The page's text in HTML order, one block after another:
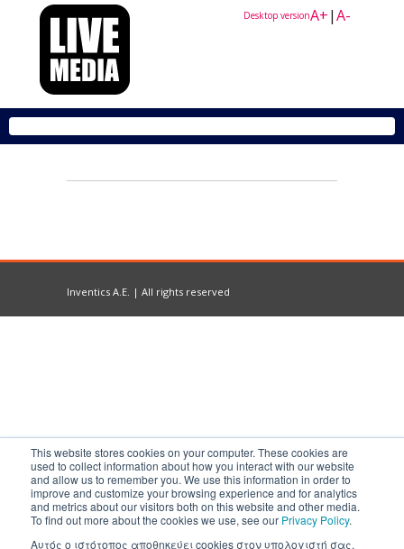
This website stores cookies on your computer. These cookies are
used to collect information about how you interact with our website
and allow us to remember you. We use this information in order to
improve and customize your browsing experience and for analytics
and metrics about our visitors both on this website and other media.
To find out more about the cookies we use, see our Privacy Policy.
Αυτός ο ιστότοπος αποθηκεύει cookies στον υπολογιστή σας.
A+|A-
Desktop version
Inventics A.E. | All rights reserved